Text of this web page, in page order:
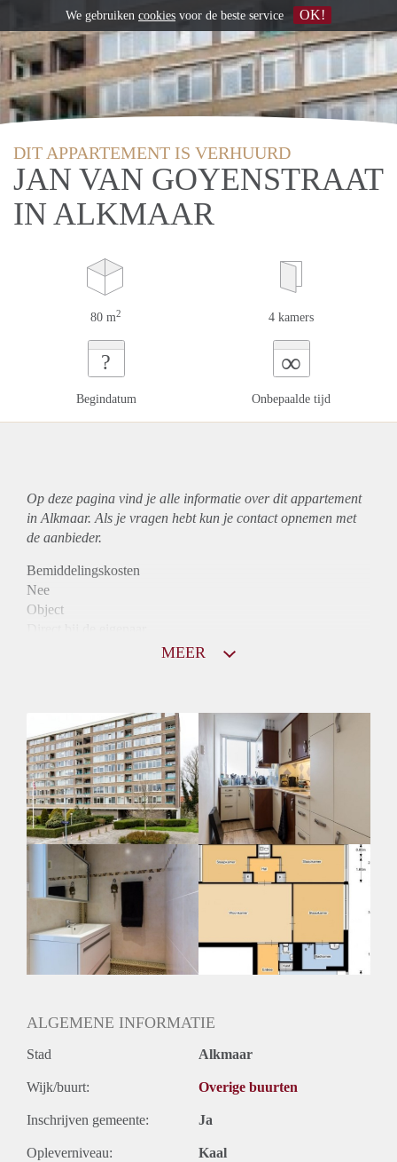
DIT APPARTEMENT IS VERHUURD
JAN VAN GOYENSTRAAT
IN ALKMAAR
80 m2 4 kamers
?
Begindatum
∞
Onbepaalde tijd
Op deze pagina vind je alle informatie over ditappartement
in Alkmaar. Als je vragen hebt kun je contact opnemen met
de aanbieder.
Bemiddelingskosten
Nee
Object
Huurtoeslag
Niet mogelijk
Inkomen eis
3,0 X Maandhuur Bruto
Huurtermijn
Onbepaalde termijn
Oplevering
Kaal
MEER
ALGEMENE INFORMATIE
Stad Alkmaar
Wijk/buurt: Overige buurten
Inschrijven gemeente: Ja
Opleverniveau: Kaal
We gebruiken cookies voor de beste service OK!